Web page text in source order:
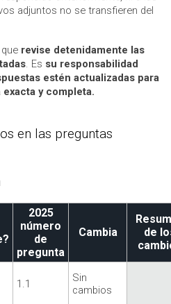
adjuntos no se transfieren del
revise detenidamente las
. Es su responsabilidad
estén actualizadas para
y completa.
en las preguntas
2025
número
de
pregunta
Cambia
de
1.1
Sin
cambios